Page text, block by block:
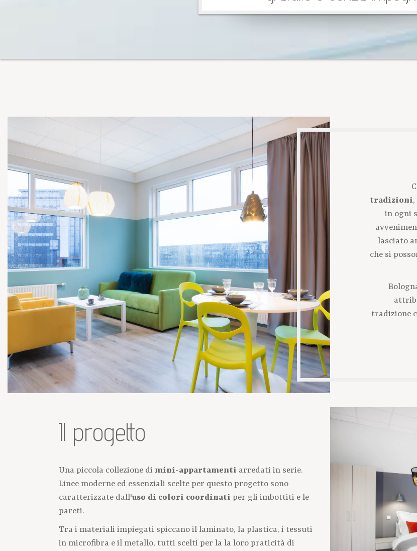
tradizioni
in ogni
lasciato
che si
tradizione
Il progetto
Una piccola collezione di mini-appartamenti arredati in serie.
Linee moderne ed essenziali scelte per questo progetto sono
caratterizzate dall'uso di colori coordinati per gli imbottiti e le
pareti.
Tra i materiali impiegati spiccano il laminato, la plastica, i tessuti
in microfibra e il metallo, tutti scelti per la la loro praticità di